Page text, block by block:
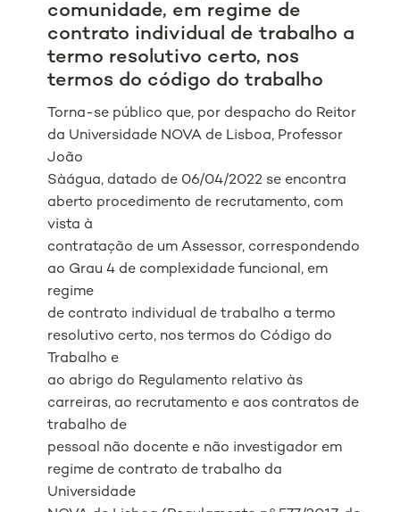
comunidade, em regime de
contrato individual de trabalho a
termo resolutivo certo, nos
termos do código do trabalho
Torna-se público que, por despacho do Reitor
da Universidade NOVA de Lisboa, Professor
João
Sàágua, datado de 06/04/2022 se encontra
aberto procedimento de recrutamento, com
vista à
contratação de um Assessor, correspondendo
ao Grau 4 de complexidade funcional, em
regime
de contrato individual de trabalho a termo
resolutivo certo, nos termos do Código do
Trabalho e
ao abrigo do Regulamento relativo às
carreiras, ao recrutamento e aos contratos de
trabalho de
pessoal não docente e não investigador em
regime de contrato de trabalho da
Universidade